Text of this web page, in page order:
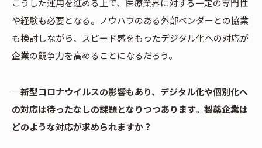
こうした運用を進める上で、医療業界に対する一定の専門性
や経験も必要となる。ノウハウのある外部ベンダーとの協業
も検討しながら、スピード感をもったデジタル化への対応が
企業の競争力を高めることになるだろう。
―― 新型コロナウイルスの影響もあり、デジタル化や個別化へ
の対応は待ったなしの課題となりつつあります。製薬企業は
どのような対応が求められますか？